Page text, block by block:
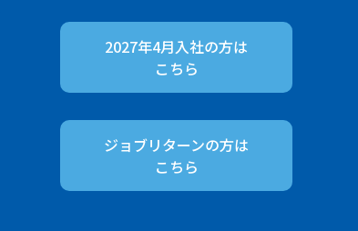
2027年4月入社の方は
こちら
ジョブリターンの方は
こちら